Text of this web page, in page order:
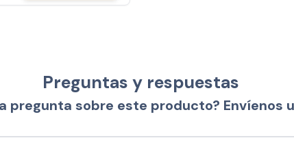
Preguntas y respuestas
pregunta sobre este producto? Envíenos